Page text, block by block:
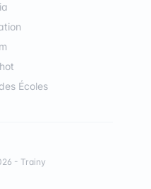
Écoles
- Trainy